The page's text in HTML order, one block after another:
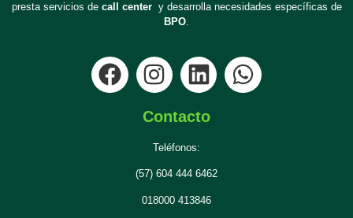
presta servicios de call centery desarrolla necesidades específicas de
BPO.
Contacto
Teléfonos:
(57) 604 444 6462
018000 413846